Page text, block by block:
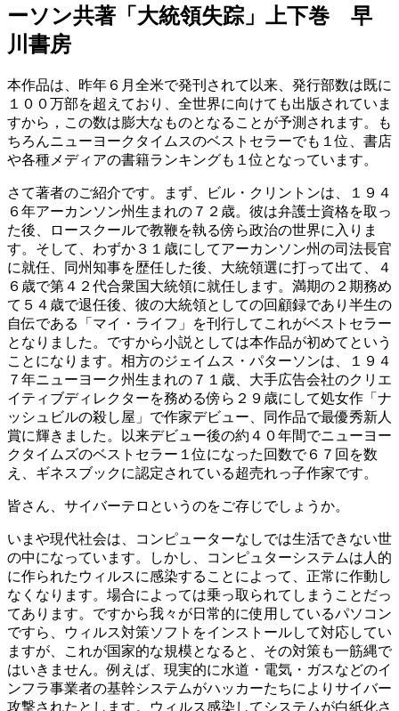
ーソン共著「大統領失踪」上下巻 早
川書房
本作品は、昨年６月全米で発刊されて以来、発行部数は既に
１００万部を超えており、全世界に向けても出版されていま
すから，この数は膨大なものとなることが予測されます。も
ちろんニューヨークタイムスのベストセラーでも１位、書店
や各種メディアの書籍ランキングも１位となっています。
さて著者のご紹介です。まず、ビル・クリントンは、１９４
６年アーカンソン州生まれの７２歳。彼は弁護士資格を取っ
た後、ロースクールで教鞭を執る傍ら政治の世界に入りま
す。そして、わずか３１歳にしてアーカンソン州の司法長官
に就任、同州知事を歴任した後、大統領選に打って出て、４
６歳で第４２代合衆国大統領に就任します。満期の２期務め
て５４歳で退任後、彼の大統領としての回顧録であり半生の
自伝である「マイ・ライフ」を刊行してこれがベストセラー
となりました。ですから小説としては本作品が初めてという
ことになります。相方のジェイムス・パターソンは、１９４
７年ニューヨーク州生まれの７１歳、大手広告会社のクリエ
イティブディレクターを務める傍ら２９歳にして処女作「ナ
ッシュビルの殺し屋」で作家デビュー、同作品で最優秀新人
賞に輝きました。以来デビュー後の約４０年間でニューヨー
クタイムズのベストセラー１位になった回数で６７回を数
え、ギネスブックに認定されている超売れっ子作家です。
皆さん、サイバーテロというのをご存じでしょうか。
いまや現代社会は、コンピューターなしでは生活できない世
の中になっています。しかし、コンピュターシステムは人的
に作られたウィルスに感染することによって、正常に作動し
なくなります。場合によっては乗っ取られてしまうことだっ
てあります。ですから我々が日常的に使用しているパソコン
ですら、ウィルス対策ソフトをインストールして対応してい
ますが、これが国家的な規模となると、その対策も一筋縄で
はいきません。例えば、現実的に水道・電気・ガスなどのイ
ンフラ事業者の基幹システムがハッカーたちによりサイバー
攻撃されたとします。ウィルス感染してシステムが白紙化さ